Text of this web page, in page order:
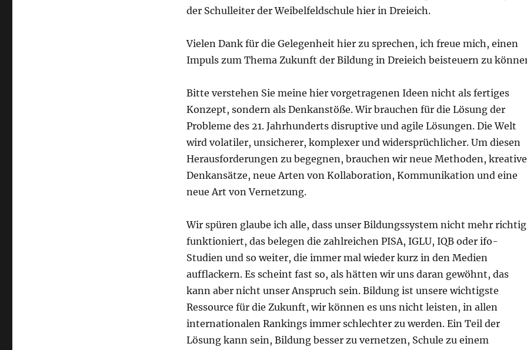
der Schulleiter der Weibelfeldschule hier in Dreieich.
Vielen Dank für die Gelegenheit hier zu sprechen, ich freue mich, einen
Impuls zum Thema Zukunft der Bildung in Dreieich beisteuern zu
Bitte verstehen Sie meine hier vorgetragenen Ideen nicht als fertiges
Konzept, sondern als Denkanstöße. Wir brauchen für die Lösung der
Probleme des 21. Jahrhunderts disruptive und agile Lösungen. Die Welt
wird volatiler, unsicherer, komplexer und widersprüchlicher. Um diesen
Herausforderungen zu begegnen, brauchen wir neue Methoden, kreative
Denkansätze, neue Arten von Kollaboration, Kommunikation und eine
neue Art von Vernetzung.
Wir spüren glaube ich alle, dass unser Bildungssystem nicht mehr richtig
funktioniert, das belegen die zahlreichen PISA, IGLU, IQB oder ifo-
Studien und so weiter, die immer mal wieder kurz in den Medien
aufflackern. Es scheint fast so, als hätten wir uns daran gewöhnt, das
kann aber nicht unser Anspruch sein. Bildung ist unsere wichtigste
Ressource für die Zukunft, wir können es uns nicht leisten, in allen
internationalen Rankings immer schlechter zu werden. Ein Teil der
Lösung kann sein, Bildung besser zu vernetzen, Schule zu einem